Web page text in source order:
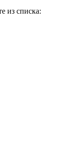
из списка: